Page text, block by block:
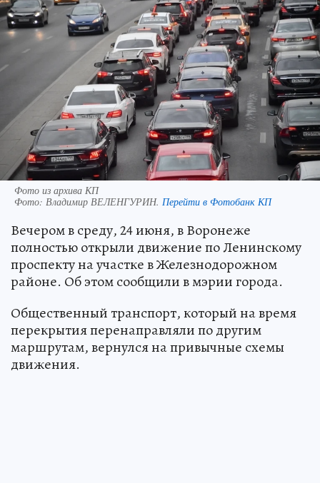
Фото из архива КП
Фото: Владимир ВЕЛЕНГУРИН. Перейти в Фотобанк КП
Вечером в среду, 24 июня, в Воронеже
полностью открыли движение по Ленинскому
проспекту на участке в Железнодорожном
районе. Об этом сообщили в мэрии города.
Общественный транспорт, который на время
перекрытия перенаправляли по другим
маршрутам, вернулся на привычные схемы
движения.